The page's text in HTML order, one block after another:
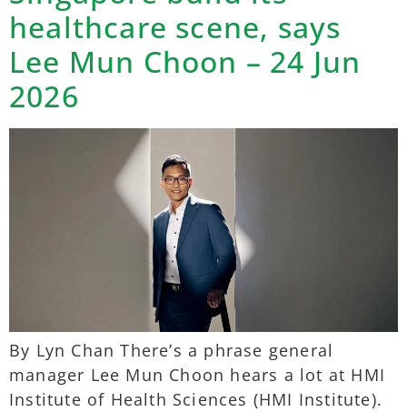
healthcare scene, says
Lee Mun Choon – 24 Jun
2026
By Lyn Chan There’s a phrase general
manager Lee Mun Choon hears a lot at HMI
Institute of Health Sciences (HMI Institute).